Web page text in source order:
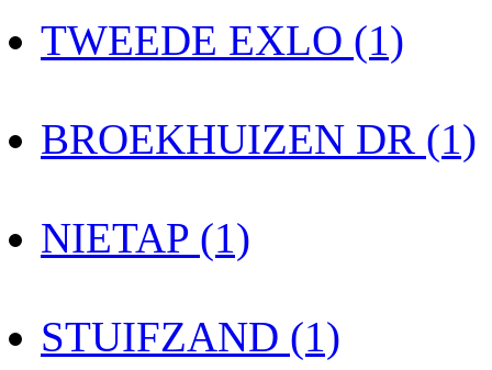
TWEEDE EXLO (1)
BROEKHUIZEN DR (1)
NIETAP (1)
STUIFZAND (1)